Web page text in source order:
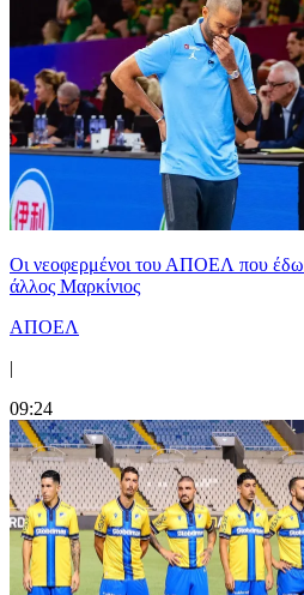
Οι νεοφερμένοι του ΑΠΟΕΛ που
άλλος Μαρκίνιος
ΑΠΟΕΛ
|
09:24